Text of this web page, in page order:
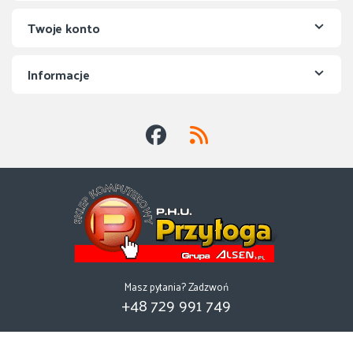
Twoje konto
Informacje
Masz pytania? Zadzwoń
+48 729 991 749